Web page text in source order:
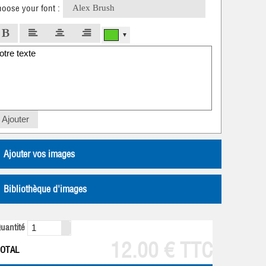
your font : Alex Brush
▼
Ajouter
Ajouter vos images
Bibliothèque d'images
12.00 € TTC